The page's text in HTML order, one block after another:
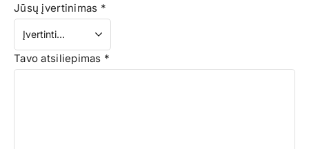
Jūsų įvertinimas *
Tavo atsiliepimas *